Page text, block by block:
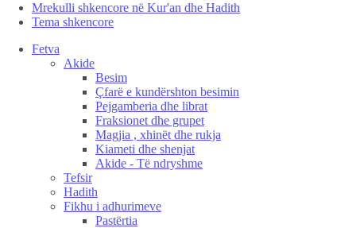
Mrekulli shkencore në Kur'an dhe Hadith
Tema shkencore
Fetva
Akide
Besim
Çfarë e kundërshton besimin
Pejgamberia dhe librat
Fraksionet dhe grupet
Magjia , xhinët dhe rukja
Kiameti dhe shenjat
Akide - Të ndryshme
Tefsir
Hadith
Fikhu i adhurimeve
Pastërtia